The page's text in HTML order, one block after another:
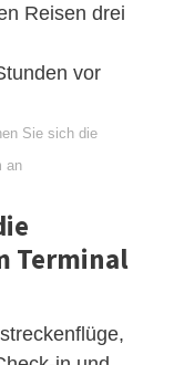
Reisen drei
vor
Sie sich die
an
Terminal